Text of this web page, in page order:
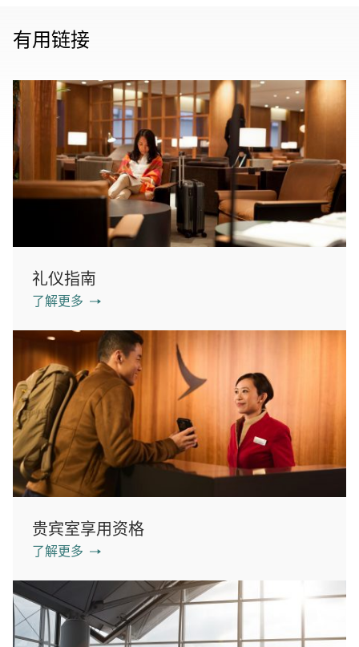
有用链接
礼仪指南
了解更多
贵宾室享用资格
了解更多